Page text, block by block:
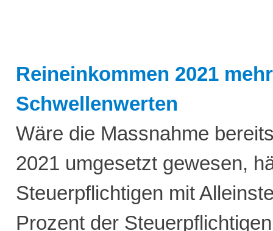
Reineinkommen 2021
Schwellenwerten
Wäre die Massnahme
2021 umgesetzt gewesen,
Steuerpflichtigen mit
Prozent der